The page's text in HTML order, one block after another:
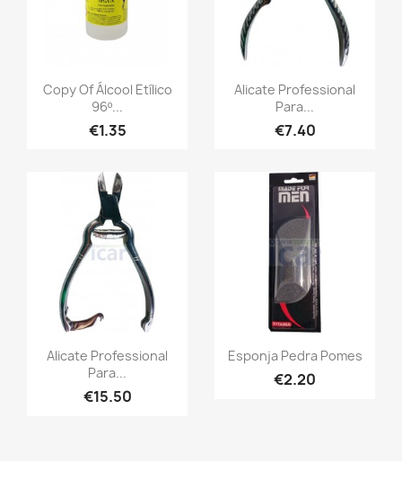
Copy Of Álcool Etílico
96º...
€1.35
Alicate Professional
Para...
€7.40
Alicate Professional
Para...
€15.50
Esponja Pedra Pomes
€2.20